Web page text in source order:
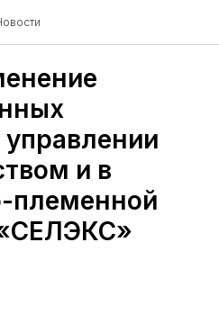
управлении
и в
племенной